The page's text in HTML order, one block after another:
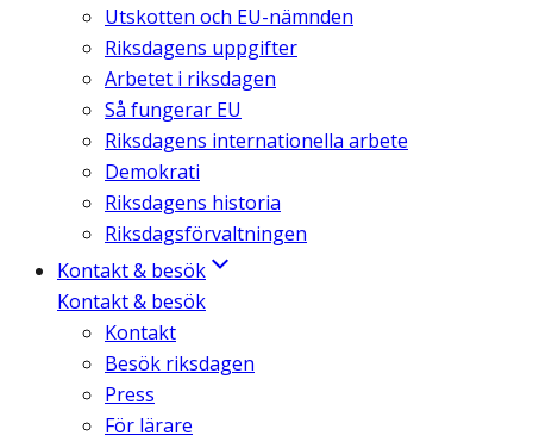
Utskotten och EU-nämnden
Riksdagens uppgifter
Arbetet i riksdagen
Så fungerar EU
Riksdagens internationella arbete
Demokrati
Riksdagens historia
Riksdagsförvaltningen
Kontakt & besök
Kontakt & besök
Kontakt
Besök riksdagen
Press
För lärare